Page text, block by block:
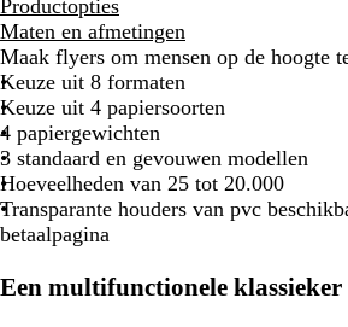
Productopties
Maten en afmetingen
Maak flyers om mensen op de hoogte
Keuze uit 8 formaten
Keuze uit 4 papiersoorten
4 papiergewichten
3 standaard en gevouwen modellen
Hoeveelheden van 25 tot 20.000
Transparante houders van pvc
betaalpagina
Een multifunctionele klassieker